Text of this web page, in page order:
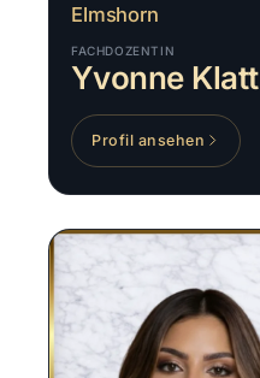
Elmshorn
FACHDOZENTIN
Yvonne Klatt
Profil ansehen